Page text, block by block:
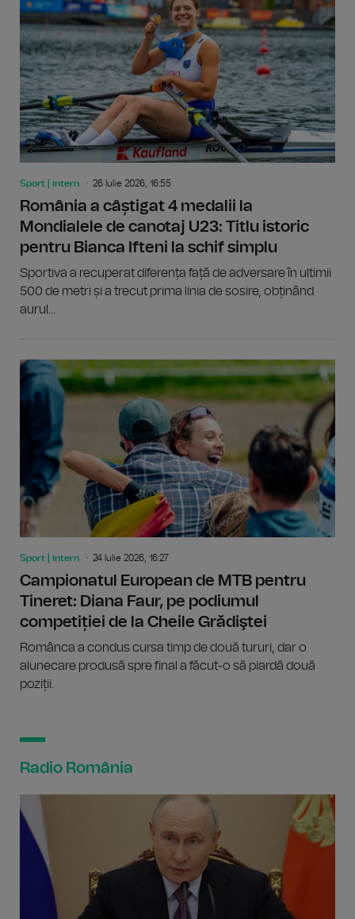
Sport | intern 26 Iulie 2026, 16:55
România a câștigat 4 medalii la
Mondialele de canotaj U23: Titlu istoric
pentru Bianca Ifteni la schif simplu
Sportiva a recuperat diferența față de adversare în ultimii
500 de metri și a trecut prima linia de sosire, obținând
aurul...
Sport | intern 24 Iulie 2026, 16:27
Campionatul European de MTB pentru
Tineret: Diana Faur, pe podiumul
competiției de la Cheile Grădiştei
Românca a condus cursa timp de două tururi, dar o
alunecare produsă spre final a făcut-o să piardă două
poziții.
Radio România